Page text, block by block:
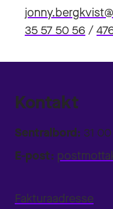
35 57 50 56/
Kontakt
Sentralbord: 31
E-post:
Fakturaadresse